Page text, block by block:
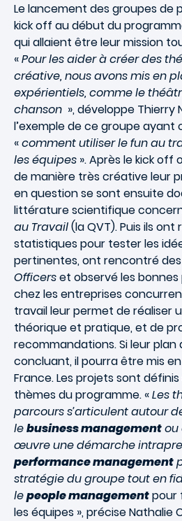
Le lancement des groupes de
kick off au début du
qui allaient être leur mission
«Pour les aider à créer des
créative, nous avons mis en
expérientiels, comme le
chanson », développe Thierry
l’exemple de ce groupe ayant
«comment utiliser le fun au
les équipes ». Après le kick off
de manière très créative leur
en question se sont ensuite
littérature scientifique
au Travail(la QVT). Puis ils
statistiques pour tester les
pertinentes, ont rencontré des
Officerset observé les
chez les entreprises
travail leur permet de réaliser
théorique et pratique, et de
recommandations. Si leur plan
concluant, il pourra être mis
France. Les projets sont
thèmes du programme. «Les
parcours s’articulent autour
lebusiness managementou
œuvre une démarche
performance management
stratégie du groupe tout en
lepeople managementpour
les équipes », précise Nathalie